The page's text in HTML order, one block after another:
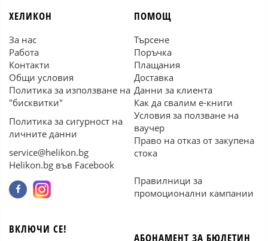
ХЕЛИКОН
За нас
Работа
Контакти
Общи условия
Политика за използване на
"бисквитки"
Политика за сигурност на
личните данни
service@helikon.bg
Helikon.bg във Facebook
ПОМОЩ
Търсене
Поръчка
Плащания
Доставка
Данни за клиента
Как да свалим е-книги
Условия за ползване на
ваучер
Право на отказ от закупена
стока
Правилници за
промоционални кампании
ВКЛЮЧИ СЕ!
АБОНАМЕНТ ЗА БЮЛЕТИН